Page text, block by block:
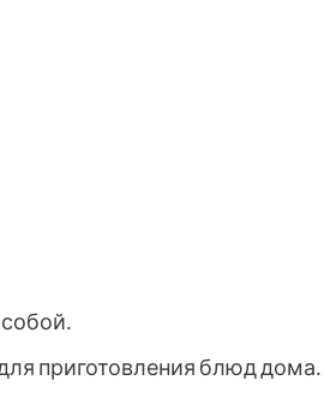
приготовления блюд дома․